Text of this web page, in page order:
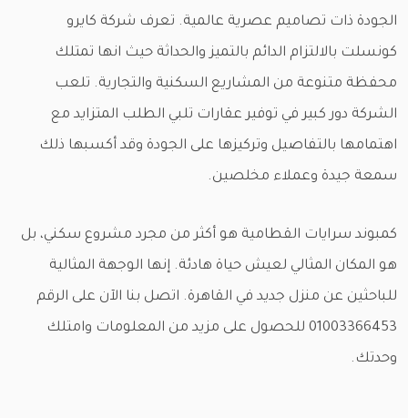
الجودة ذات تصاميم عصرية عالمية. تعرف شركة كايرو
كونسلت بالالتزام الدائم بالتميز والحداثة حيث انها تمتلك
محفظة متنوعة من المشاريع السكنية والتجارية. تلعب
الشركة دور كبير في توفير عقارات تلبي الطلب المتزايد مع
اهتمامها بالتفاصيل وتركيزها على الجودة وقد أكسبها ذلك
سمعة جيدة وعملاء مخلصين.
كمبوند سرايات القطامية هو أكثر من مجرد مشروع سكني، بل
هو المكان المثالي لعيش حياة هادئة. إنها الوجهة المثالية
للباحثين عن منزل جديد في القاهرة. اتصل بنا الآن على الرقم
01003366453 للحصول على مزيد من المعلومات وامتلك
وحدتك.